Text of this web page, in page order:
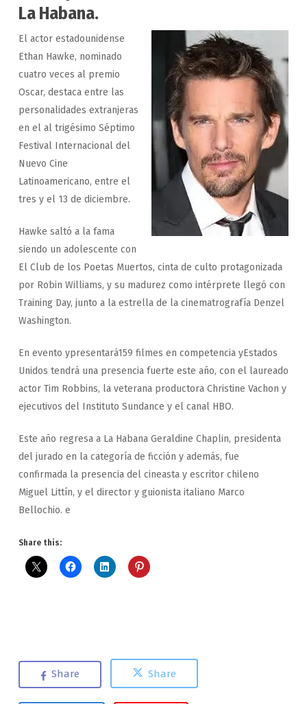
La Habana.
El actor estadounidense
Ethan Hawke, nominado
cuatro veces al premio
Oscar, destaca entre las
personalidades extranjeras
en el al trigésimo Séptimo
Festival Internacional del
Nuevo Cine
Latinoamericano, entre el
tres y el 13 de diciembre.
Hawke saltó a la fama
siendo un adolescente con
El Club de los Poetas Muertos, cinta de culto protagonizada
por Robin Williams, y su madurez como intérprete llegó con
Training Day, junto a la estrella de la cinematrografía Denzel
Washington.
En evento ypresentará159 filmes en competencia yEstados
Unidos tendrá una presencia fuerte este año, con el laureado
actor Tim Robbins, la veterana productora Christine Vachon y
ejecutivos del Instituto Sundance y el canal HBO.
Este año regresa a La Habana Geraldine Chaplin, presidenta
del jurado en la categoría de ficción y además, fue
confirmada la presencia del cineasta y escritor chileno
Miguel Littín, y el director y guionista italiano Marco
Bellochio. e
Share this:
Share Share